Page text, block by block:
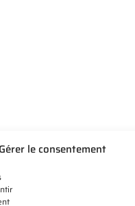
Gérer le consentement